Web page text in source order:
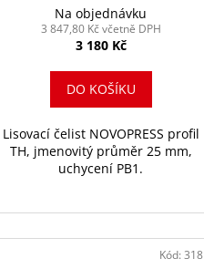
Na objednávku
3 847,80 Kč včetně DPH
3 180 Kč
DO KOŠÍKU
Lisovací čelist NOVOPRESS profil
TH, jmenovitý průměr 25 mm,
uchycení PB1.
Kód: 318